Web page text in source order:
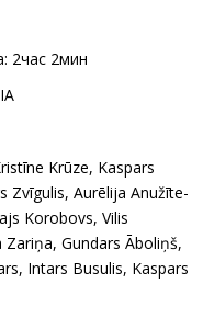
2час 2мин
Krūze, Kaspars
Zvīgulis, Aurēlija Anužīte-
Korobovs, Vilis
Zariņa, Gundars Āboliņš,
, Intars Busulis, Kaspars